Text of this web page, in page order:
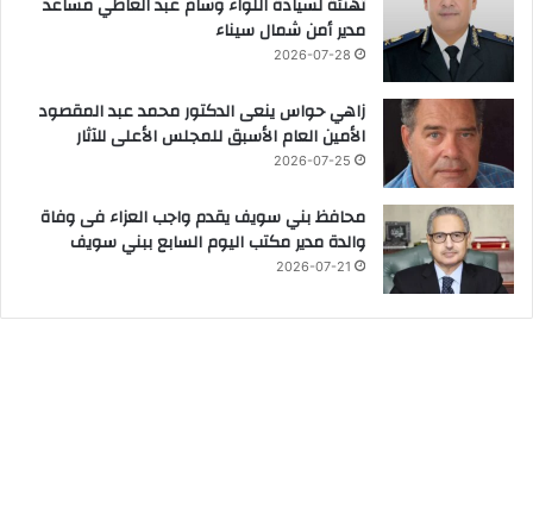
مدير أمن شمال سيناء
2026-07-28
زاهي حواس ينعى الدكتور محمد عبد المقصود
الأمين العام الأسبق للمجلس الأعلى للآثار
2026-07-25
محافظ بني سويف يقدم واجب العزاء فى وفاة
والدة مدير مكتب اليوم السابع ببني سويف
2026-07-21